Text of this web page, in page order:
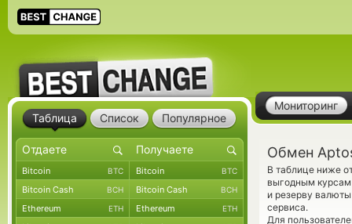
Мониторинг
Обмен
В таблице ниже
выгодным
и резерву
сервиса.
Для
Таблица Список Популярное
Bitcoin BTC Bitcoin BTC
Bitcoin Cash BCH Bitcoin Cash BCH
Ethereum ETH Ethereum ETH